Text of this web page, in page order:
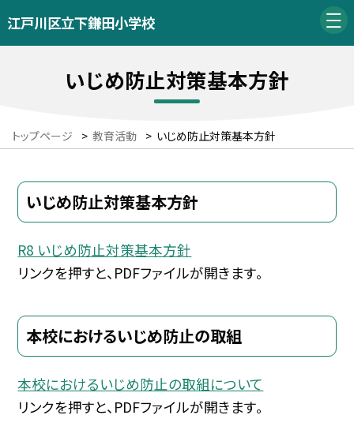
江戸川区立下鎌田小学校
いじめ防止対策基本方針
トップページ > 教育活動 > いじめ防止対策基本方針
いじめ防止対策基本方針
R8 いじめ防止対策基本方針
リンクを押すと、PDFファイルが開きます。
本校におけるいじめ防止の取組
本校におけるいじめ防止の取組について
リンクを押すと、PDFファイルが開きます。